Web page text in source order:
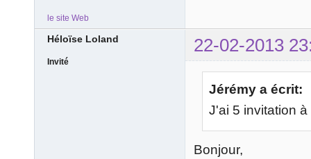
le site Web
Héloïse Loland 22-02-2013
Invité
Jérémy a écrit:
J'ai 5 invitation
Bonjour,